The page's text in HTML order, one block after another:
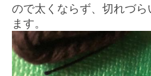
ので太くならず、切れづら
ます。